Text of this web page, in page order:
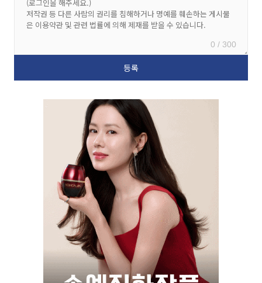
0 / 300